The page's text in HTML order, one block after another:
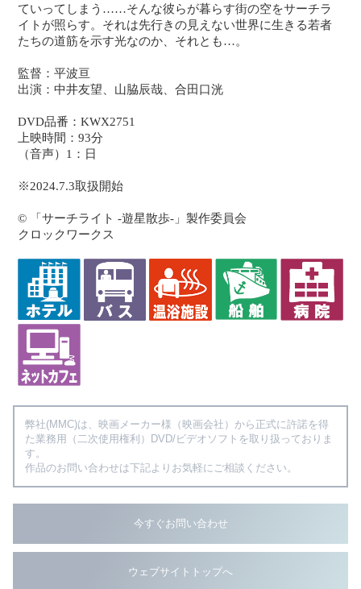
ていってしまう……そんな彼らが暮らす街の空をサーチラ
イトが照らす。それは先行きの見えない世界に生きる若者
たちの道筋を示す光なのか、それとも…。
監督：平波亘
出演：中井友望、山脇辰哉、合田口洸
DVD品番：KWX2751
上映時間：93分
（音声）1：日
※2024.7.3取扱開始
© 「サーチライト -遊星散歩-」製作委員会
クロックワークス
弊社(MMC)は、映画メーカー様（映画会社）から正式に許諾を得
た業務用（二次使用権利）DVD/ビデオソフトを取り扱っておりま
す。
作品のお問い合わせは下記よりお気軽にご相談ください。
今すぐお問い合わせ
ウェブサイトトップへ